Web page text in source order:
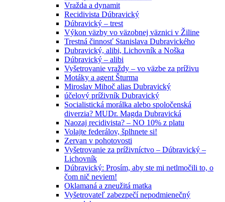
Vražda a dynamit
Recidivista Dúbravický
Dúbravický – trest
Výkon väzby vo väzobnej väznici v Žiline
Trestná činnosť Stanislava Dubravického
Dubravický, alibi, Lichovník a Noška
Dúbravický – alibi
Vyšetrovanie vraždy – vo väzbe za príživu
Motáky a agent Šturma
Miroslav Mihoč alias Dubravický
účelový príživník Dubravický
Socialistická morálka alebo spoločenská
diverzia? MUDr. Magda Dubravická
Naozaj recidivista? – NO 10% z platu
Volajte federálov, šplhnete si!
Zervan v pohotovosti
Vyšetrovanie za príživníctvo – Dúbravický –
Lichovník
Dúbravický: Prosím, aby ste mi netlmočili to, o
čom nič neviem!
Oklamaná a zneužitá matka
Vyšetrovateľ zabezpečí nepodmienečný